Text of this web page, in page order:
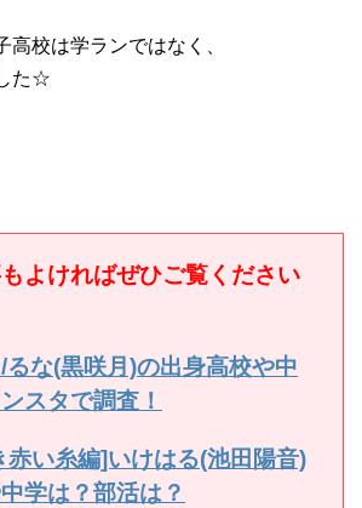
高校は学ランではなく、
た☆
よければぜひご覧ください
るな(黒咲月)の出身高校や中
スタで調査！
赤い糸編]いけはる(池田陽音)
学は？部活は？